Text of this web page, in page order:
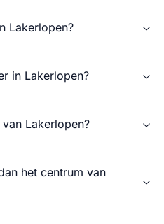
Lakerlopen?
in Lakerlopen?
Lakerlopen?
het centrum van